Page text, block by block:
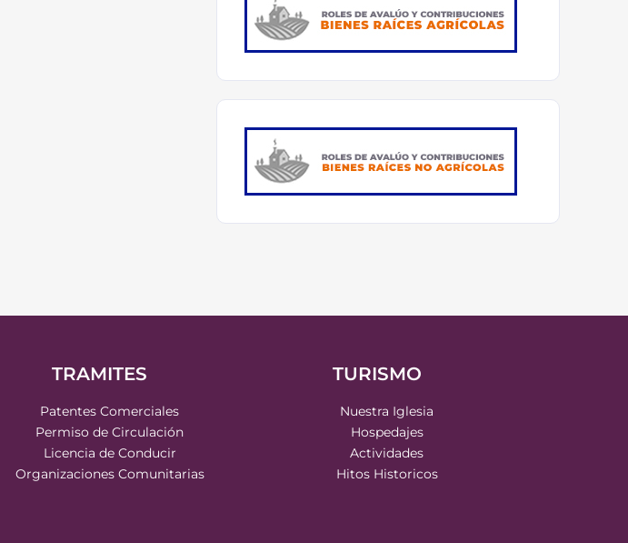
TRAMITES
Patentes Comerciales
Permiso de Circulación
Licencia de Conducir
Organizaciones Comunitarias
TURISMO
Nuestra Iglesia
Hospedajes
Actividades
Hitos Historicos